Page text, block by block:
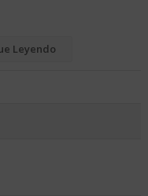
Leyendo